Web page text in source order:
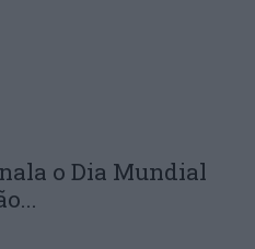
o Dia Mundial